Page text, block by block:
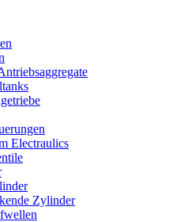
Electraulics
Zylinder